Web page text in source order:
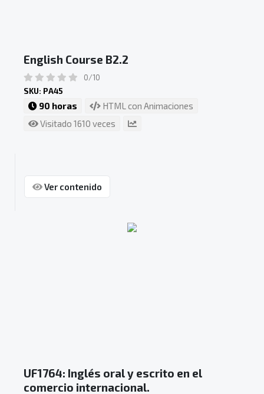
English Course B2.2
0/10
SKU: PA45
90 horas
HTML con Animaciones
Visitado 1610 veces
Ver contenido
UF1764: Inglés oral y escrito en el
comercio internacional.